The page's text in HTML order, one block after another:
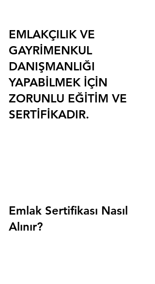
EMLAKÇILIK VE
GAYRİMENKUL
DANIŞMANLIĞI
YAPABİLMEK İÇİN
ZORUNLU EĞİTİM VE
SERTİFİKADIR.
Emlak Sertifikası Nasıl
Alınır?